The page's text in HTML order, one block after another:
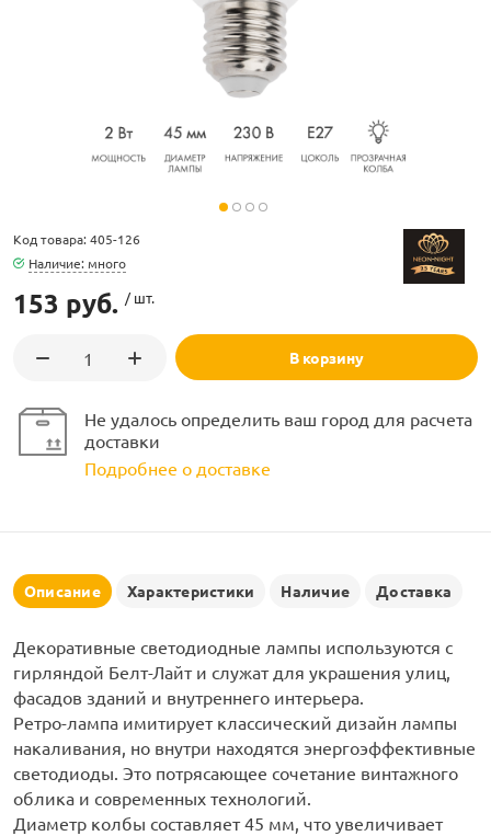
LED
Код товара: 405-126
Наличие: много
153 руб. / шт.
В корзину
Не удалось определить ваш город для расчета
доставки
Подробнее о доставке
Описание Характеристики Наличие Доставка
Декоративные светодиодные лампы используются с
гирляндой Белт-Лайт и служат для украшения улиц,
фасадов зданий и внутреннего интерьера.
Ретро-лампа имитирует классический дизайн лампы
накаливания, но внутри находятся энергоэффективные
светодиоды. Это потрясающее сочетание винтажного
облика и современных технологий.
Диаметр колбы составляет 45 мм, что увеличивает